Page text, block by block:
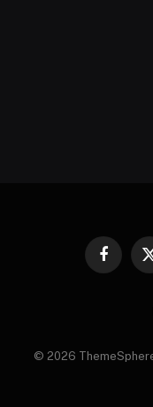
© 2026